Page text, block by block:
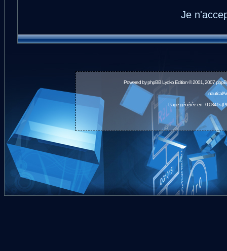
Je
Powered byphpBBLyoko Edition © 2001, 2007
Page générée en : 0.0341s